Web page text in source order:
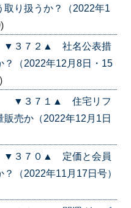
取り扱うか？（2022年1
】▼３７２▲ 社名公表措
？（2022年12月8日・15
】 ▼３７１▲ 住宅リフ
売か（2022年12月1日
】▼３７０▲ 定価と会員
（2022年11月17日号）